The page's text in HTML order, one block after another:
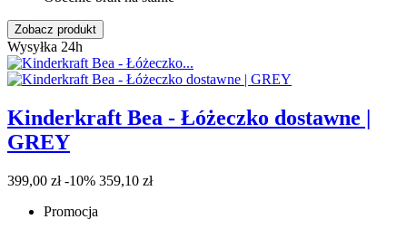
Zobacz produkt
Wysyłka 24h
Kinderkraft Bea - Łóżeczko dostawne |
GREY
399,00 zł -10% 359,10 zł
Promocja